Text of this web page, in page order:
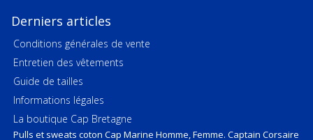
Derniers articles
Conditions générales de vente
Entretien des vêtements
Guide de tailles
Informations légales
La boutique Cap Bretagne
Pulls et sweats coton Cap Marine Homme, Femme. Captain Corsaire